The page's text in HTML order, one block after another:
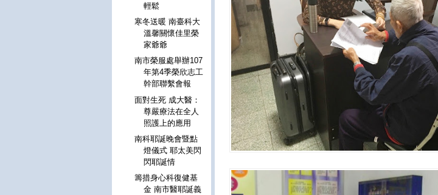
輕鬆
寒冬送暖 南臺科大
溫馨關懷佳里榮
家爺爺
南市榮服處舉辦107
年第4季榮欣志工
幹部聯繫會報
面對生死 成大醫：
尊嚴療法在全人
照護上的應用
南科耶誕晚會暨點
燈儀式 耶太美閃
閃耶誕情
籌措身心科復健基
金 南市醫耶誕義